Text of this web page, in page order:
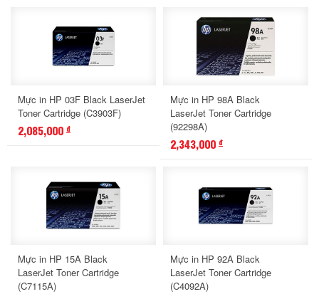
Mực in HP 03F Black LaserJet
Toner Cartridge (C3903F)
2,085,000 đ
Mực in HP 98A Black
LaserJet Toner Cartridge
(92298A)
2,343,000 đ
Mực in HP 15A Black
LaserJet Toner Cartridge
(C7115A)
Mực in HP 92A Black
LaserJet Toner Cartridge
(C4092A)